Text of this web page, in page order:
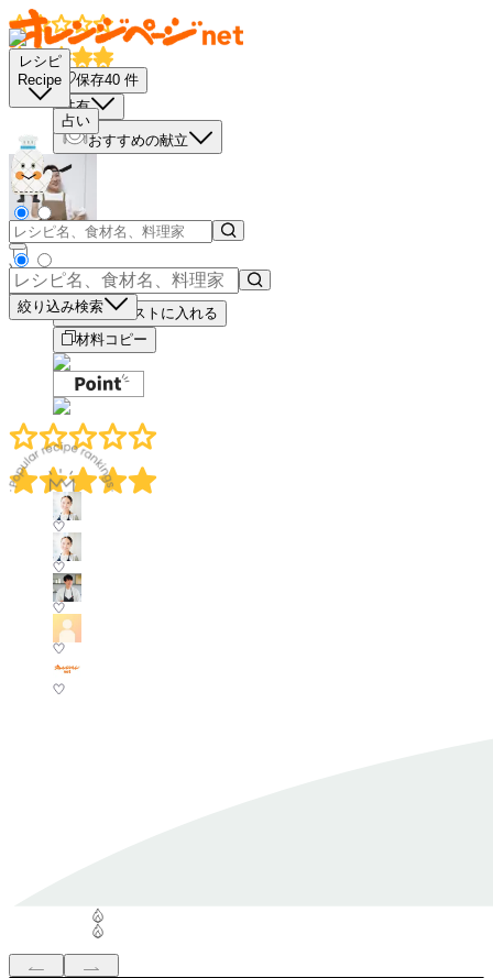
レシピ
Recipe
占い
絞り込み検索
保存40 件
共有
おすすめの献立
－
＋
買い物リストに入れる
材料コピー